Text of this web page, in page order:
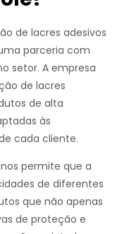
de lacres adesivos
parceria com
setor. A empresa
de lacres
de alta
às
cada cliente.
permite que a
de diferentes
que não apenas
de proteção e